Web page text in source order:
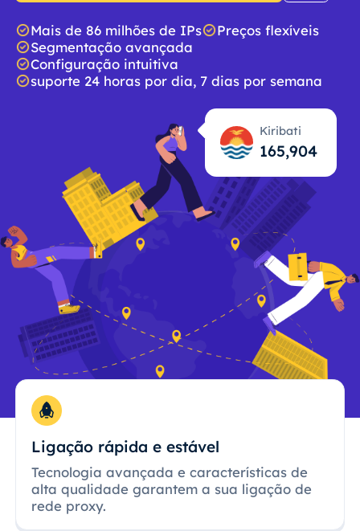
Mais de 86 milhões de IPs
Preços flexíveis
Segmentação avançada
Configuração intuitiva
suporte 24 horas por dia, 7 dias por semana
Kiribati
165,905
Ligação rápida e estável
Tecnologia avançada e características de
alta qualidade garantem a sua ligação de
rede proxy.